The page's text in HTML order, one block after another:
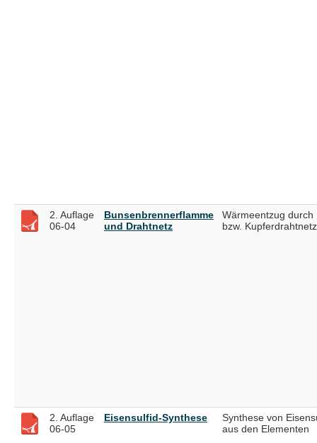
2. Auflage
06-04
Bunsenbrennerflamme
und Drahtnetz
Wärmeentzug durch
bzw. Kupferdrahtnetz
2. Auflage
06-05
Eisensulfid-Synthese
Synthese von
aus den Elementen